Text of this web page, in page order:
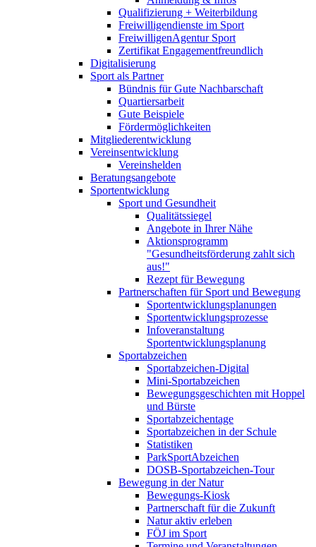
Qualifizierung + Weiterbildung
Freiwilligendienste im Sport
FreiwilligenAgentur Sport
Zertifikat Engagementfreundlich
Digitalisierung
Sport als Partner
Bündnis für Gute Nachbarschaft
Quartiersarbeit
Gute Beispiele
Fördermöglichkeiten
Mitgliederentwicklung
Vereinsentwicklung
Vereinshelden
Beratungsangebote
Sportentwicklung
Sport und Gesundheit
Qualitätssiegel
Angebote in Ihrer Nähe
Aktionsprogramm
"Gesundheitsförderung zahlt sich
aus!"
Rezept für Bewegung
Partnerschaften für Sport und Bewegung
Sportentwicklungsplanungen
Sportentwicklungsprozesse
Infoveranstaltung
Sportentwicklungsplanung
Sportabzeichen
Sportabzeichen-Digital
Mini-Sportabzeichen
Bewegungsgeschichten mit Hoppel
und Bürste
Sportabzeichentage
Sportabzeichen in der Schule
Statistiken
ParkSportAbzeichen
DOSB-Sportabzeichen-Tour
Bewegung in der Natur
Bewegungs-Kiosk
Partnerschaft für die Zukunft
Natur aktiv erleben
FÖJ im Sport